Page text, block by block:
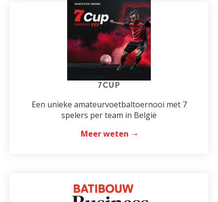
7CUP
Een unieke amateurvoetbaltoernooi met 7
spelers per team in België
Meer weten